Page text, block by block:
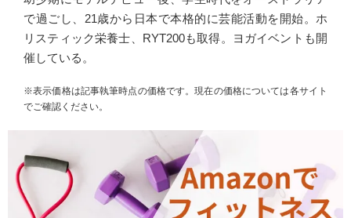
で過ごし、21歳から日本で本格的に芸能活動を開始。ホ
リスティック栄養士、RYT200も取得。ヨガイベントも開
催している。
※表示価格は記事執筆時点の価格です。現在の価格については各サイト
でご確認ください。